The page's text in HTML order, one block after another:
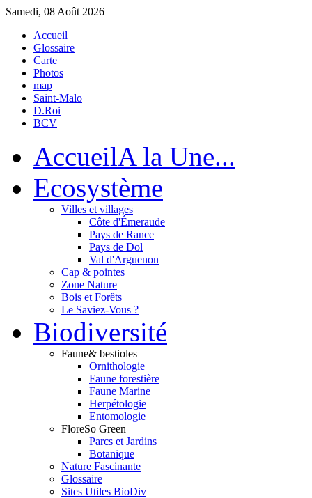
Samedi, 08 Août 2026
Accueil
Glossaire
Carte
Photos
map
Saint-Malo
D.Roi
BCV
AccueilA la Une...
Ecosystème
Villes et villages
Côte d'Émeraude
Pays de Rance
Pays de Dol
Val d'Arguenon
Cap & pointes
Zone Nature
Bois et Forêts
Le Saviez-Vous ?
Biodiversité
Faune& bestioles
Ornithologie
Faune forestière
Faune Marine
Herpétologie
Entomologie
FloreSo Green
Parcs et Jardins
Botanique
Nature Fascinante
Glossaire
Sites Utiles BioDiv